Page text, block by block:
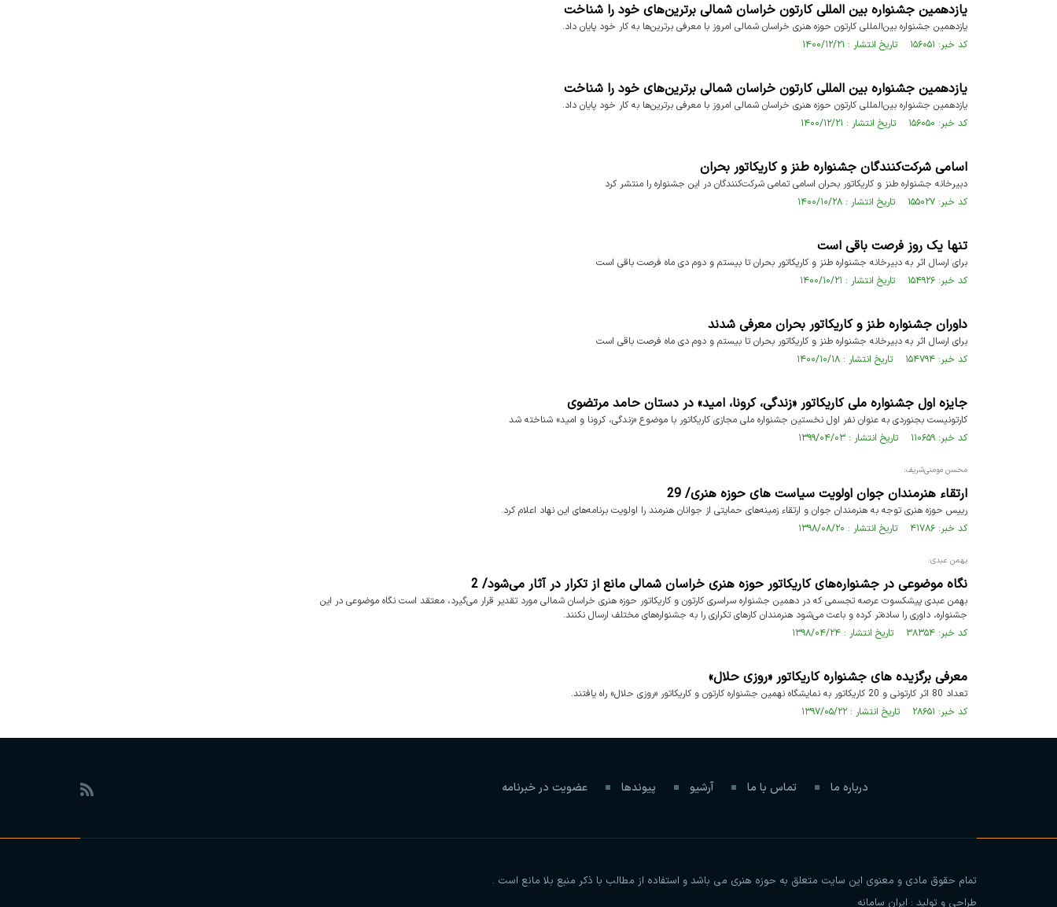
یازدهمین جشنواره بین المللی کارتون خراسان شمالی برترین‌های خود را شناخت
یازدهمین جشنواره بین‌المللی کارتون حوزه هنری خراسان شمالی امروز با معرفی برترین‌ها به کار خود پایان داد.
کد خبر: ۱۵۶۰۵۱ تاریخ انتشار : ۱۴۰۰/۱۲/۲۱
یازدهمین جشنواره بین المللی کارتون خراسان شمالی برترین‌های خود را شناخت
یازدهمین جشنواره بین‌المللی کارتون حوزه هنری خراسان شمالی امروز با معرفی برترین‌ها به کار خود پایان داد.
کد خبر: ۱۵۶۰۵۰ تاریخ انتشار : ۱۴۰۰/۱۲/۲۱
اسامی شرکت‌کنندگان جشنواره طنز و کاریکاتور بحران
دبیرخانه جشنواره طنز و کاریکاتور بحران اسامی تمامی شرکت‌کنندگان در این جشنواره را منتشر کرد
کد خبر: ۱۵۵۰۲۷ تاریخ انتشار : ۱۴۰۰/۱۰/۲۸
تنها یک روز فرصت باقی است
برای ارسال اثر به دبیرخانه جشنواره طنز و کاریکاتور بحران تا بیستم و دوم دی ماه فرصت باقی است
کد خبر: ۱۵۴۹۲۶ تاریخ انتشار : ۱۴۰۰/۱۰/۲۱
داوران جشنواره طنز و کاریکاتور بحران معرفی شدند
برای ارسال اثر به دبیرخانه جشنواره طنز و کاریکاتور بحران تا بیستم و دوم دی ماه فرصت باقی است
کد خبر: ۱۵۴۷۹۴ تاریخ انتشار : ۱۴۰۰/۱۰/۱۸
جایزه اول جشنواره ملی کاریکاتور «زندگی، کرونا، امید» در دستان حامد مرتضوی
کارتونیست بجنوردی به عنوان نفر اول نخستین جشنواره ملی مجازی کاریکاتور با موضوع «زندگی، کرونا و امید» شناخته شد
کد خبر: ۱۱۰۶۵۹ تاریخ انتشار : ۱۳۹۹/۰۴/۰۳
محسن مومنی‌شریف:
ارتقاء هنرمندان جوان اولویت سیاست های حوزه هنری/ 29
رییس حوزه هنری توجه به هنرمندان جوان و ارتقاء زمینه‌های حمایتی از جوانان هنرمند را اولویت برنامه‌های این نهاد اعلام کرد.
کد خبر: ۴۱۷۸۶ تاریخ انتشار : ۱۳۹۸/۰۸/۲۰
بهمن عبدی:
نگاه موضوعی در جشنواره‌های کاریکاتور حوزه هنری خراسان شمالی مانع از تکرار در آثار می‌شود/ 2
بهمن عبدی پیشکسوت عرصه تجسمی که در دهمین جشنواره سراسری کارتون و کاریکاتور حوزه هنری خراسان شمالی مورد تقدیر قرار می‌گیرد، معتقد است نگاه موضوعی در این
جشنواره، داوری را ساده‌تر کرده و باعث می‌شود هنرمندان کارهای تکراری را به جشنواره‌های مختلف ارسال نکنند.
کد خبر: ۳۸۳۵۴ تاریخ انتشار : ۱۳۹۸/۰۴/۲۴
معرفی برگزیده های جشنواره کاریکاتور «روزی حلال»
تعداد 80 اثر کارتونی و 20 کاریکاتور به نمایشگاه نهمین جشنواره کارتون و کاریکاتور «روزی حلال» راه یافتند.
کد خبر: ۲۸۶۵۱ تاریخ انتشار : ۱۳۹۷/۰۵/۲۲
درباره ما تماس با ما آرشیو پیوندها عضویت در خبرنامه
تمام حقوق مادی و معنوی این سایت متعلق به حوزه هنری می باشد و استفاده از مطالب با ذکر منبع بلا مانع است .
طراحی و تولید : ایران سامانه